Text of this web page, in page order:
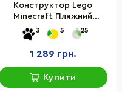
Конструктор Lego
Minecraft Пляжний
будинок у формі черепахи
21254, 234 деталі
3 5 25
1 289 грн.
Купити